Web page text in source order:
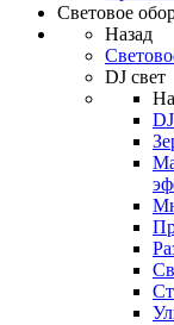
Световое
Назад
DJ свет